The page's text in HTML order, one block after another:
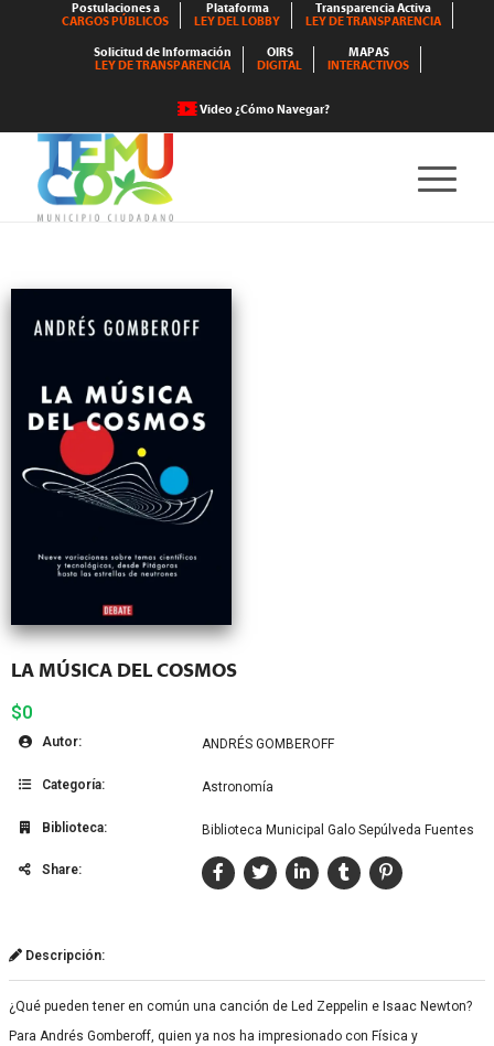
Postulaciones a
CARGOS PÚBLICOS
Plataforma
LEY DEL LOBBY
Transparencia Activa
LEY DE TRANSPARENCIA
Solicitud de Información
LEY DE TRANSPARENCIA
OIRS
DIGITAL
MAPAS
INTERACTIVOS
Video ¿Cómo Navegar?
LA MÚSICA DEL COSMOS
$0
Autor: ANDRÉS GOMBEROFF
Categoría: Astronomía
Biblioteca: Biblioteca Municipal Galo Sepúlveda Fuentes
Share:
Descripción:
¿Qué pueden tener en común una canción de Led Zeppelin e Isaac Newton?
Para Andrés Gomberoff, quien ya nos ha impresionado con Física y